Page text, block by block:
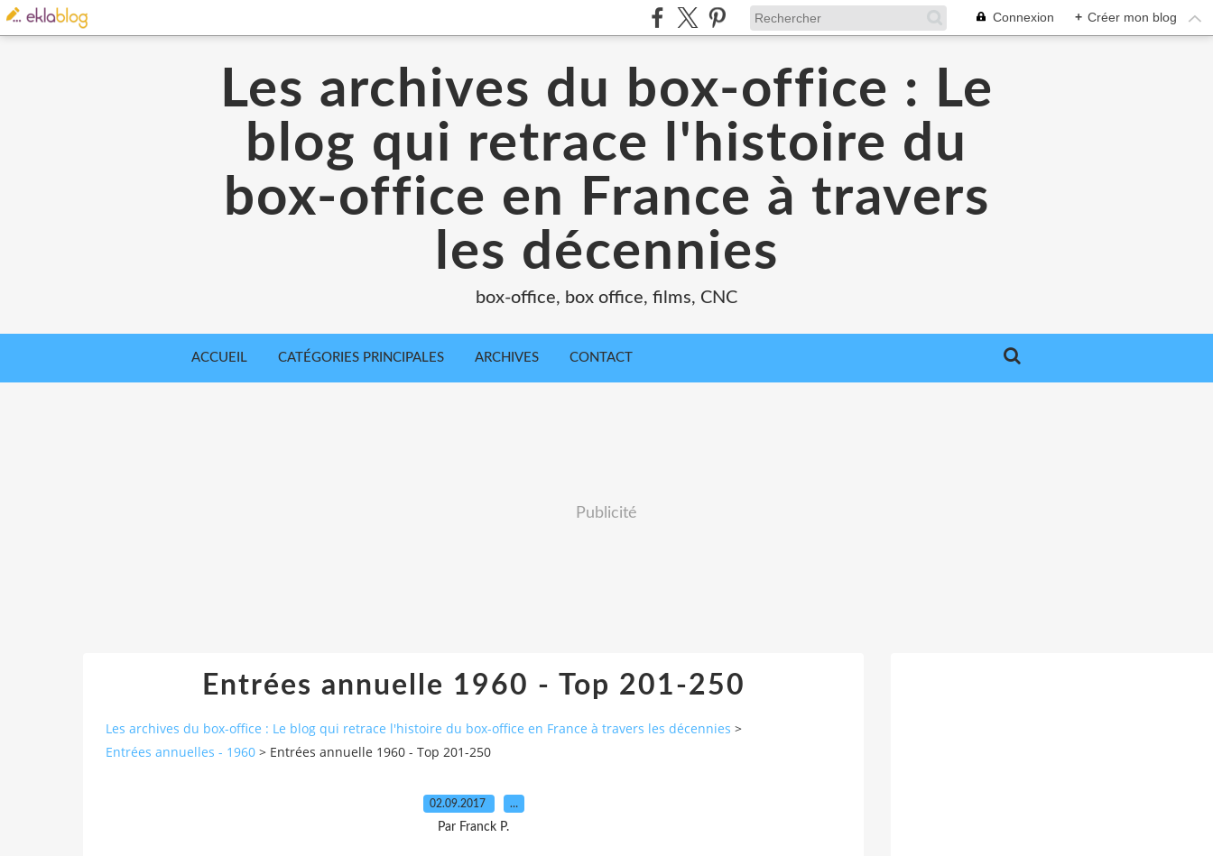
Connexion + Créer mon blog
Les archives du box-office : Le
blog qui retrace l'histoire du
box-office en France à travers
les décennies
box-office, box office, films, CNC
ACCUEIL CATÉGORIES PRINCIPALES ARCHIVES CONTACT
Publicité
Entrées annuelle 1960 - Top 201-250
Les archives du box-office : Le blog qui retrace l'histoire du box-office en France à travers les décennies >
Entrées annuelles - 1960 > Entrées annuelle 1960 - Top 201-250
02.09.2017 …
Par Franck P.